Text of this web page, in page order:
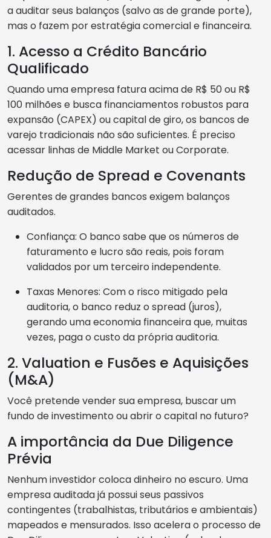
a auditar seus balanços (salvo as de grande porte),
mas o fazem por estratégia comercial e financeira.
1. Acesso a Crédito Bancário
Qualificado
Quando uma empresa fatura acima de R$ 50 ou R$
100 milhões e busca financiamentos robustos para
expansão (CAPEX) ou capital de giro, os bancos de
varejo tradicionais não são suficientes. É preciso
acessar linhas de Middle Market ou Corporate.
Redução de Spread e Covenants
Gerentes de grandes bancos exigem balanços
auditados.
Confiança: O banco sabe que os números de
faturamento e lucro são reais, pois foram
validados por um terceiro independente.
Taxas Menores: Com o risco mitigado pela
auditoria, o banco reduz o spread (juros),
gerando uma economia financeira que, muitas
vezes, paga o custo da própria auditoria.
2. Valuation e Fusões e Aquisições
(M&A)
Você pretende vender sua empresa, buscar um
fundo de investimento ou abrir o capital no futuro?
A importância da Due Diligence
Prévia
Nenhum investidor coloca dinheiro no escuro. Uma
empresa auditada já possui seus passivos
contingentes (trabalhistas, tributários e ambientais)
mapeados e mensurados. Isso acelera o processo de